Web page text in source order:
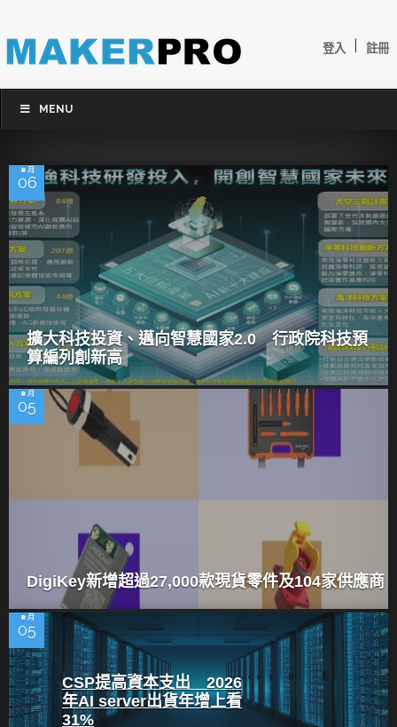
登入 註冊
MENU
8 月
06
擴大科技投資、邁向智慧國家2.0 行政院科技預
算編列創新高
8 月
05
DigiKey新增超過27,000款現貨零件及104家供應商
8 月
05
CSP提高資本支出 2026
年AI server出貨年增上看
31%